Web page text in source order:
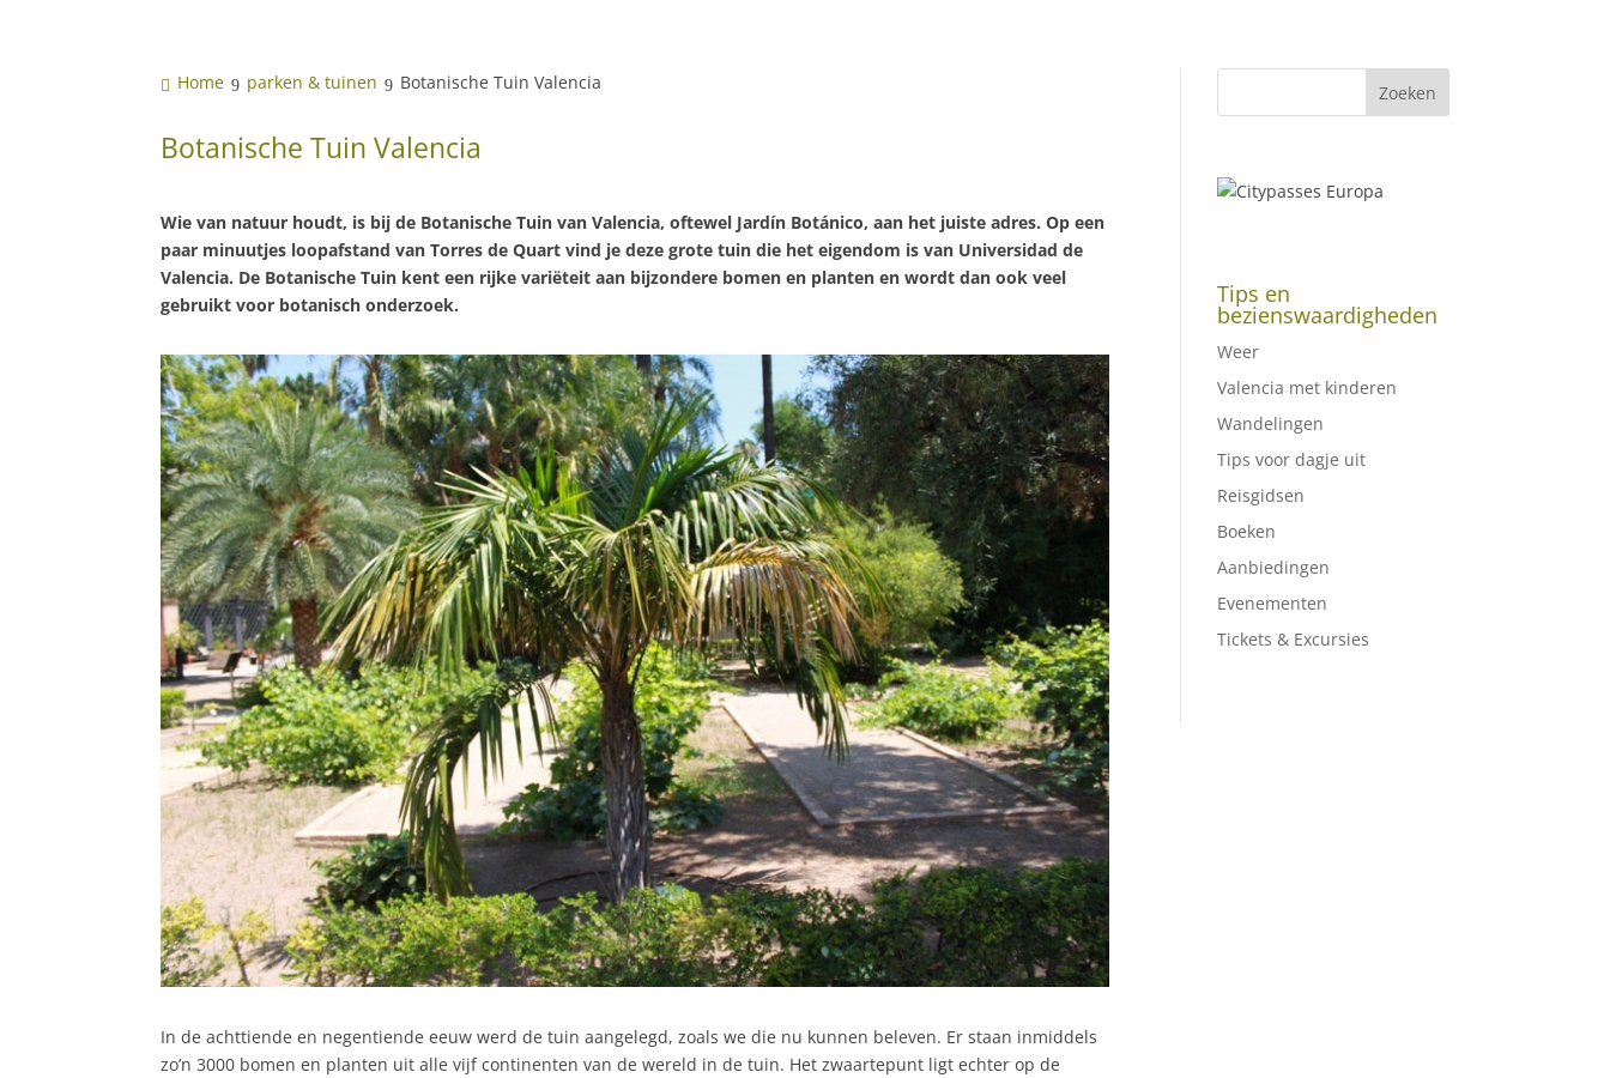
Home parken & tuinen Botanische Tuin Valencia
Botanische Tuin Valencia
Wie van natuur houdt, is bij de Botanische Tuin van Valencia, oftewel Jardín Botánico, aan het juiste adres. Op een
paar minuutjes loopafstand van Torres de Quart vind je deze grote tuin die het eigendom is van Universidad de
Valencia. De Botanische Tuin kent een rijke variëteit aan bijzondere bomen en planten en wordt dan ook veel
gebruikt voor botanisch onderzoek.
In de achttiende en negentiende eeuw werd de tuin aangelegd, zoals we die nu kunnen beleven. Er staan inmiddels
zo’n 3000 bomen en planten uit alle vijf continenten van de wereld in de tuin. Het zwaartepunt ligt echter op de
Tips en
bezienswaardigheden
Weer
Valencia met kinderen
Wandelingen
Tips voor dagje uit
Reisgidsen
Boeken
Aanbiedingen
Evenementen
Tickets & Excursies